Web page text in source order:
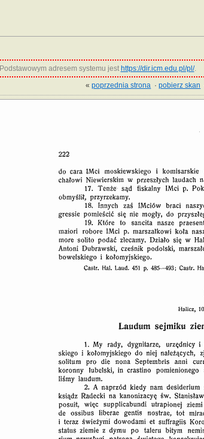
Podstawowym adresem systemu jest https://dir.icm.edu.pl/pl/.
«poprzednia strona ·pobierz skan